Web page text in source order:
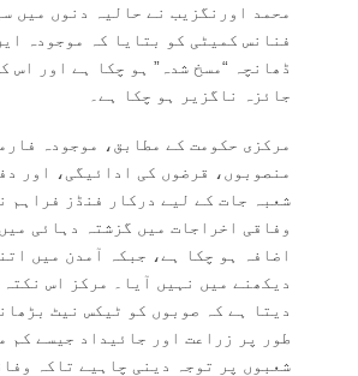
محمد اورنگزیب نے حالیہ دنوں میں
فنانس کمیٹی کو بتایا کہ موجودہ
ڈھانچہ “مسخ شدہ” ہو چکا ہے اور اس
جائزہ ناگزیر ہو چکا ہے۔
مرکزی حکومت کے مطابق، موجودہ
منصوبوں، قرضوں کی ادائیگی، اور
شعبہ جات کے لیے درکار فنڈز فراہم
اضافہ ہو چکا ہے، جبکہ آمدن میں
دیکھنے میں نہیں آیا۔ مرکز اس نکتہ
دیتا ہے کہ صوبوں کو ٹیکس نیٹ
طور پر زراعت اور جائیداد جیسے کم
شعبوں پر توجہ دینی چاہیے تاکہ